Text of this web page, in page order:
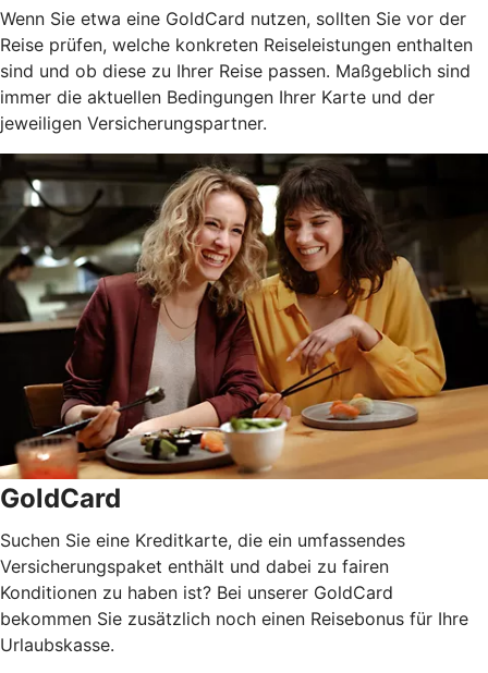
Wenn Sie etwa eine GoldCard nutzen, sollten Sie vor der
Reise prüfen, welche konkreten Reiseleistungen enthalten
sind und ob diese zu Ihrer Reise passen. Maßgeblich sind
immer die aktuellen Bedingungen Ihrer Karte und der
jeweiligen Versicherungspartner.
GoldCard
Suchen Sie eine Kreditkarte, die ein umfassendes
Versicherungspaket enthält und dabei zu fairen
Konditionen zu haben ist? Bei unserer GoldCard
bekommen Sie zusätzlich noch einen Reisebonus für Ihre
Urlaubskasse.